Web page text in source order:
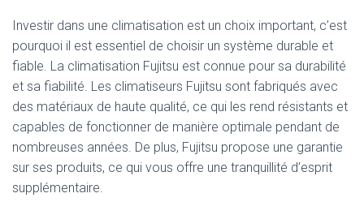
Investir dans une climatisation est un choix important, c’est
pourquoi il est essentiel de choisir un système durable et
fiable. La climatisation Fujitsu est connue pour sa durabilité
et sa fiabilité. Les climatiseurs Fujitsu sont fabriqués avec
des matériaux de haute qualité, ce qui les rend résistants et
capables de fonctionner de manière optimale pendant de
nombreuses années. De plus, Fujitsu propose une garantie
sur ses produits, ce qui vous offre une tranquillité d’esprit
supplémentaire.